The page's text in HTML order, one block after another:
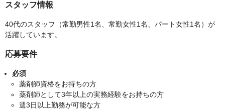
スタッフ情報
40代のスタッフ（常勤男性1名、常勤女性1名、パート女性1名）が
活躍しています。
応募要件
必須
薬剤師資格をお持ちの方
薬剤師として3年以上の実務経験をお持ちの方
週3日以上勤務が可能な方